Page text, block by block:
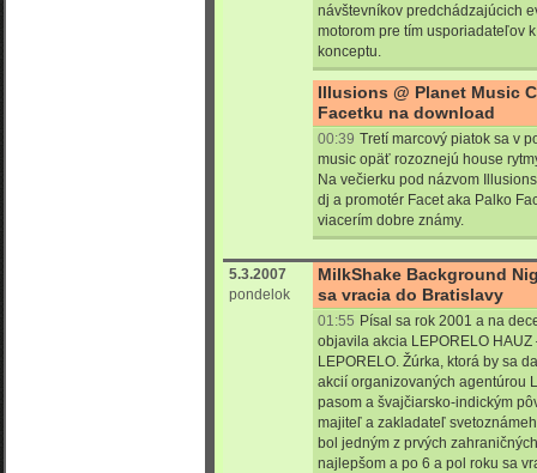
návštevníkov predchádzajúcich
motorom pre tím usporiadateľov
konceptu.
Illusions @ Planet Music
Facetku na download
00:39 Tretí marcový piatok sa v
music opäť rozoznejú house
Na večierku pod názvom
dj a promotér Facet aka Palko
viacerím dobre známy.
5.3.2007
pondelok
MilkShake Background
sa vracia do Bratislavy
01:55 Písal sa rok 2001 a na
objavila akcia LEPORELO HAUZ
LEPORELO. Žúrka, ktorá by sa
akcií organizovaných agentúrou
pasom a švajčiarsko-indickým
majiteľ a zakladateľ
bol jedným z prvých
najlepšom a po 6 a pol roku sa